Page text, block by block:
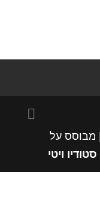
| מבוסס על
סטודיו ויטי